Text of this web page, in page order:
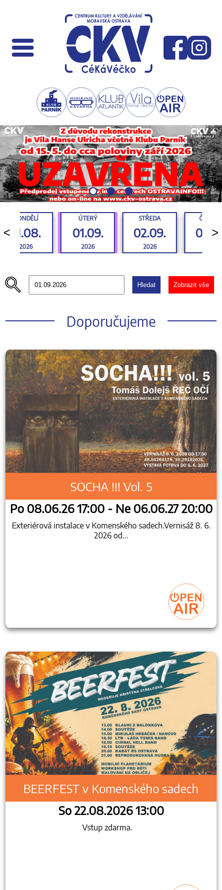
<
PONDĚLÍ
31.08.
2026
ÚTERÝ
01.09.
2026
STŘEDA
02.09.
2026
>
Hledat Zobrazit vše
Doporučujeme
SOCHA !!! Vol. 5
Po 08.06.26 17:00 - Ne 06.06.27 20:00
Exteriérová instalace v Komenského sadech.Vernisáž 8. 6.
2026 od...
BEERFEST v Komenského sadech
So 22.08.2026 13:00
Vstup zdarma.